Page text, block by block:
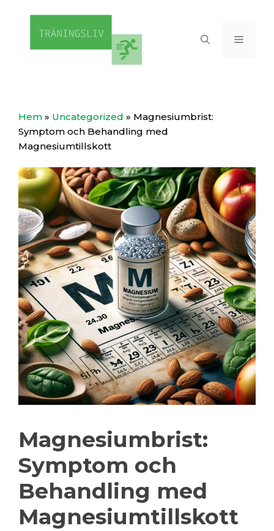
Meny
Hem » Uncategorized » Magnesiumbrist:
Symptom och Behandling med
Magnesiumtillskott
Magnesiumbrist:
Symptom och
Behandling med
Magnesiumtillskott